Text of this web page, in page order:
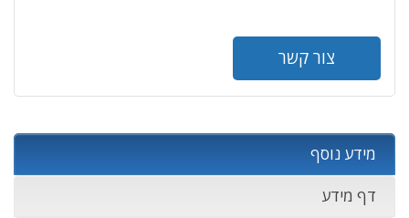
צור קשר
מידע נוסף
דף מידע